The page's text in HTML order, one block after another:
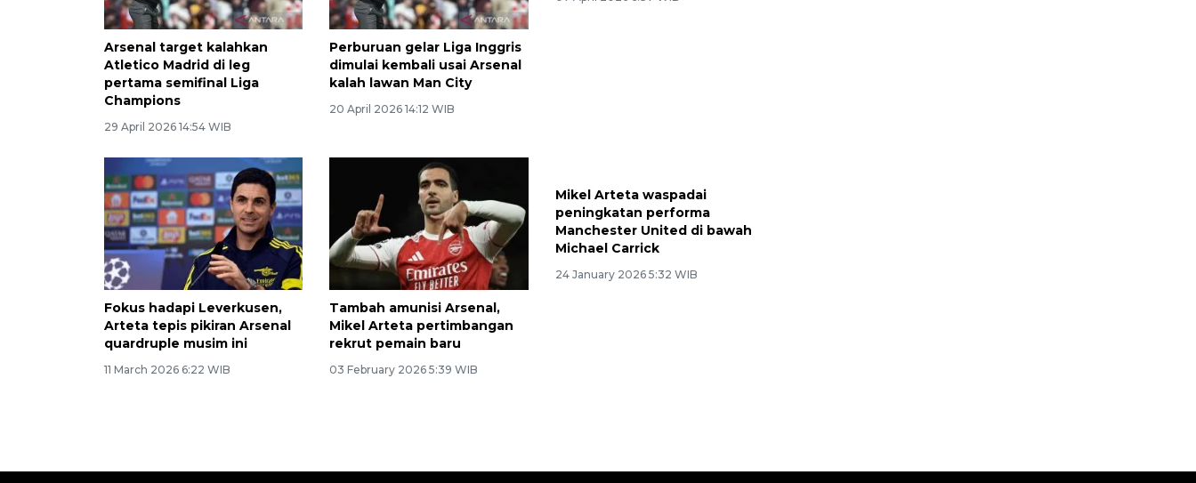
Arsenal target kalahkan
Atletico Madrid di leg
pertama semifinal Liga
Champions
29 April 2026 14:54 WIB
Perburuan gelar Liga Inggris
dimulai kembali usai Arsenal
kalah lawan Man City
20 April 2026 14:12 WIB
Fokus hadapi Leverkusen,
Arteta tepis pikiran Arsenal
quardruple musim ini
11 March 2026 6:22 WIB
Tambah amunisi Arsenal,
Mikel Arteta pertimbangan
rekrut pemain baru
03 February 2026 5:39 WIB